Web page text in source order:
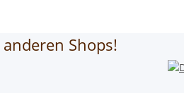
Shops!